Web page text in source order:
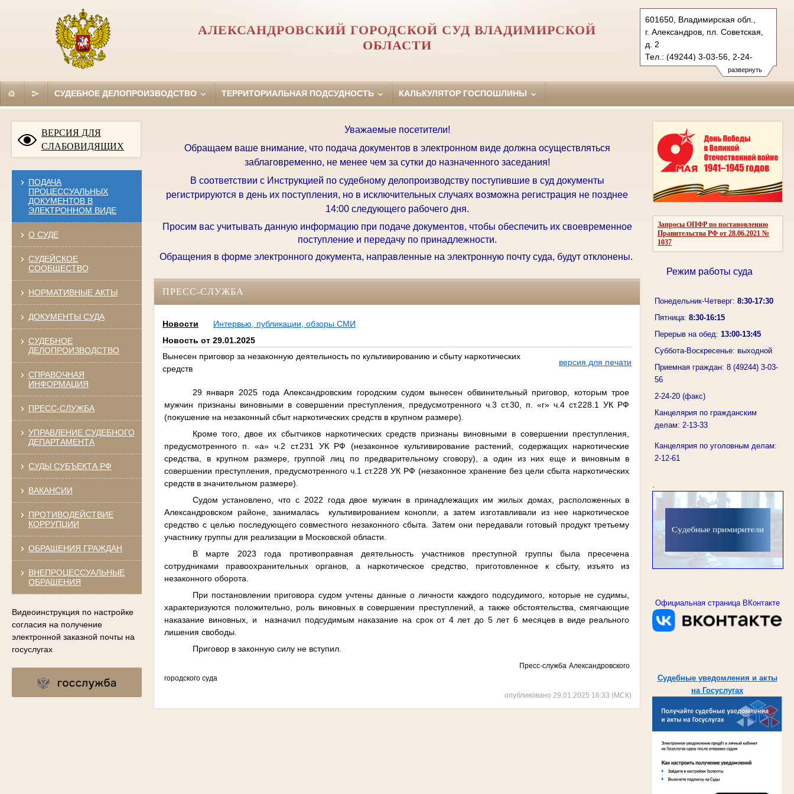
развернуть
601650, Владимирская обл.,
г. Александров, пл. Советская,
д. 2
Тел.: (49244) 3-03-56, 2-24-
20 (ф.)
aleksandrovsky.wld@sudrf.ru
АЛЕКСАНДРОВСКИЙ ГОРОДСКОЙ СУД ВЛАДИМИРСКОЙ
ОБЛАСТИ
СУДЕБНОЕ ДЕЛОПРОИЗВОДСТВО ТЕРРИТОРИАЛЬНАЯ ПОДСУДНОСТЬ КАЛЬКУЛЯТОР ГОСПОШЛИНЫ
ВЕРСИЯ ДЛЯ
СЛАБОВИДЯЩИХ
ПОДАЧА
ПРОЦЕССУАЛЬНЫХ
ДОКУМЕНТОВ В
ЭЛЕКТРОННОМ ВИДЕ
О СУДЕ
СУДЕЙСКОЕ
СООБЩЕСТВО
НОРМАТИВНЫЕ АКТЫ
ДОКУМЕНТЫ СУДА
СУДЕБНОЕ
ДЕЛОПРОИЗВОДСТВО
СПРАВОЧНАЯ
ИНФОРМАЦИЯ
ПРЕСС-СЛУЖБА
УПРАВЛЕНИЕ СУДЕБНОГО
ДЕПАРТАМЕНТА
СУДЫ СУБЪЕКТА РФ
ВАКАНСИИ
ПРОТИВОДЕЙСТВИЕ
КОРРУПЦИИ
ОБРАЩЕНИЯ ГРАЖДАН
ВНЕПРОЦЕССУАЛЬНЫЕ
ОБРАЩЕНИЯ
Видеоинструкция по настройке
согласия на получение
электронной заказной почты на
госуслугах
Запросы ОПФР по постановлению
Правительства РФ от 28.06.2021 №
1037
Режим работы суда
Понедельник-Четверг: 8:30-17:30
Пятница: 8:30-16:15
Перерыв на обед: 13:00-13:45
Суббота-Воскресенье: выходной
Приемная граждан: 8 (49244) 3-03-
56
2-24-20 (факс)
Канцелярия по гражданским
делам: 2-13-33
Канцелярия по уголовным делам:
2-12-61
Официальная страница ВКонтакте
Судебные уведомления и акты
на Госуслугах
Уважаемые посетители!
Обращаем ваше внимание, что подача документов в электронном виде должна осуществляться
заблаговременно, не менее чем за сутки до назначенного заседания!
В соответствии с Инструкцией по судебному делопроизводству поступившие в суд документы
регистрируются в день их поступления, но в исключительных случаях возможна регистрация не позднее
14:00 следующего рабочего дня.
Просим вас учитывать данную информацию при подаче документов, чтобы обеспечить их своевременное
поступление и передачу по принадлежности.
Обращения в форме электронного документа, направленные на электронную почту суда, будут отклонены.
ПРЕСС-СЛУЖБА
Новости
Интервью, публикации, обзоры СМИ
Новость от 29.01.2025
Вынесен приговор за незаконную деятельность по культивированию и сбыту наркотических
средств
версия для печати
29 января 2025 года Александровским городским судом вынесен обвинительный приговор, которым трое
мужчин признаны виновными в совершении преступления, предусмотренного ч.3 ст.30, п. «г» ч.4 ст.228.1 УК РФ
(покушение на незаконный сбыт наркотических средств в крупном размере).
Кроме того, двое их сбытчиков наркотических средств признаны виновными в совершении преступления,
предусмотренного п. «а» ч.2 ст.231 УК РФ (незаконное культивирование растений, содержащих наркотические
средства, в крупном размере, группой лиц по предварительному сговору), а один из них еще и виновным в
совершении преступления, предусмотренного ч.1 ст.228 УК РФ (незаконное хранение без цели сбыта наркотических
средств в значительном размере).
Судом установлено, что с 2022 года двое мужчин в принадлежащих им жилых домах, расположенных в
Александровском районе, занималась культивированием конопли, а затем изготавливали из нее наркотическое
средство с целью последующего совместного незаконного сбыта. Затем они передавали готовый продукт третьему
участнику группы для реализации в Московской области.
В марте 2023 года противоправная деятельность участников преступной группы была пресечена
сотрудниками правоохранительных органов, а наркотическое средство, приготовленное к сбыту, изъято из
незаконного оборота.
При постановлении приговора судом учтены данные о личности каждого подсудимого, которые не судимы,
характеризуются положительно, роль виновных в совершении преступлений, а также обстоятельства, смягчающие
наказание виновных, и назначил подсудимым наказание на срок от 4 лет до 5 лет 6 месяцев в виде реального
лишения свободы.
Приговор в законную силу не вступил.
Пресс-служба Александровского
городского суда
опубликовано 29.01.2025 16:33 (МСК)